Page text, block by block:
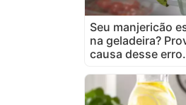
Seu manjericão
na geladeira?
causa desse